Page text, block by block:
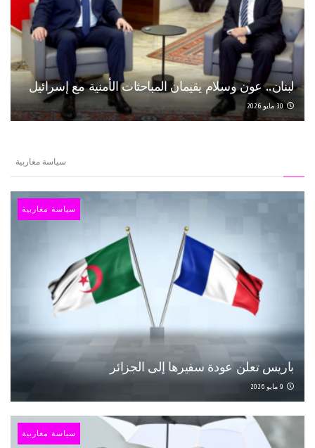
لبنان.. عون وسلام يقيمان المباحثات الأمنية مع إسرائيل
30 مايو 2026
سياسة مغاربية
سياسة مغاربية
باريس تعلن عودة سفيرها إلى الجزائر
سياسة مغاربية